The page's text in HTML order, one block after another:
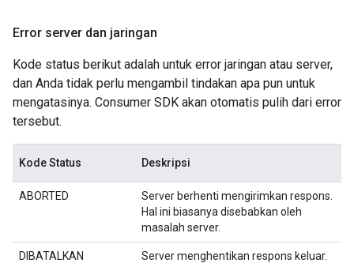
Error server dan jaringan
Kode status berikut adalah untuk error jaringan atau server,
dan Anda tidak perlu mengambil tindakan apa pun untuk
mengatasinya. Consumer SDK akan otomatis pulih dari error
tersebut.
Kode Status Deskripsi
ABORTED
Server berhenti mengirimkan respons.
Hal ini biasanya disebabkan oleh
masalah server.
DIBATALKAN
Server menghentikan respons keluar.